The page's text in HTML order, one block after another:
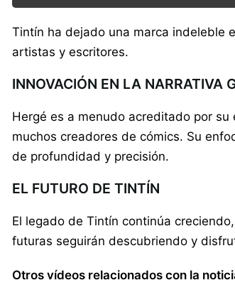
Tintín ha dejado una marca indeleble
artistas y escritores.
INNOVACIÓN EN LA NARRATIVA
Hergé es a menudo acreditado por
muchos creadores de cómics. Su
de profundidad y precisión.
EL FUTURO DE TINTÍN
El legado de Tintín continúa
futuras seguirán descubriendo y
Otros vídeos relacionados con la